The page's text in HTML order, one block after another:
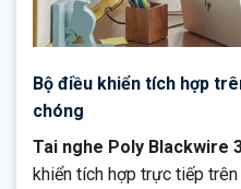
Bộ điều khiển tích hợp
chóng
Tai nghe Poly Blackwire
khiển tích hợp trực tiếp